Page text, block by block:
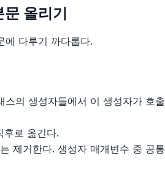
올리기
에 다루기 까다롭다.
의 생성자들에서 이 생성자가 호출
로 옮긴다.
제거한다. 생성자 매개변수 중 공통